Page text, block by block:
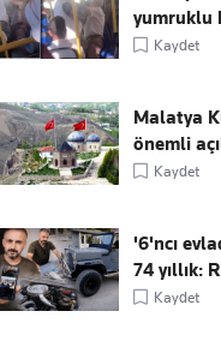
yumruklu
Kaydet
Malatya
önemli
Kaydet
'6'ncı
74 yıllık:
Kaydet